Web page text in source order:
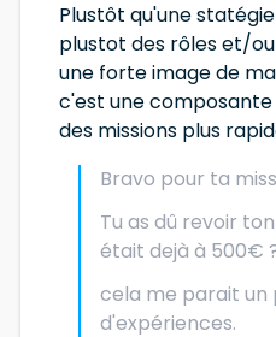
Plustôt qu'une
plustot des rôles et/
une forte image de
c'est une
des missions plus
Bravo pour ta
Tu as dû revoir
était dejà à 500€
cela me parait un
d'expériences.